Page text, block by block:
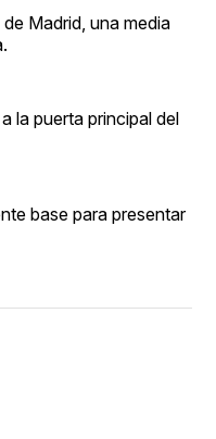
Madrid, una media
la puerta principal del
base para presentar